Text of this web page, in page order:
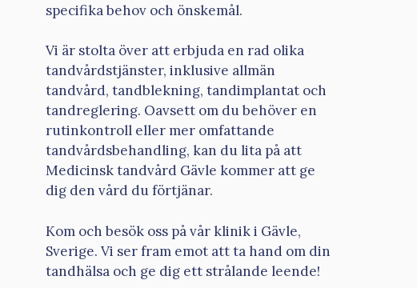
specifika behov och önskemål.
Vi är stolta över att erbjuda en rad olika
tandvårdstjänster, inklusive allmän
tandvård, tandblekning, tandimplantat och
tandreglering. Oavsett om du behöver en
rutinkontroll eller mer omfattande
tandvårdsbehandling, kan du lita på att
Medicinsk tandvård Gävle kommer att ge
dig den vård du förtjänar.
Kom och besök oss på vår klinik i Gävle,
Sverige. Vi ser fram emot att ta hand om din
tandhälsa och ge dig ett strålande leende!